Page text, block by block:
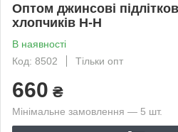
Оптом джинсові
хлопчиків Н-Н
В наявності
Код: 8502
Тільки опт
660 ₴
Мінімальне замовлення — 5 шт.